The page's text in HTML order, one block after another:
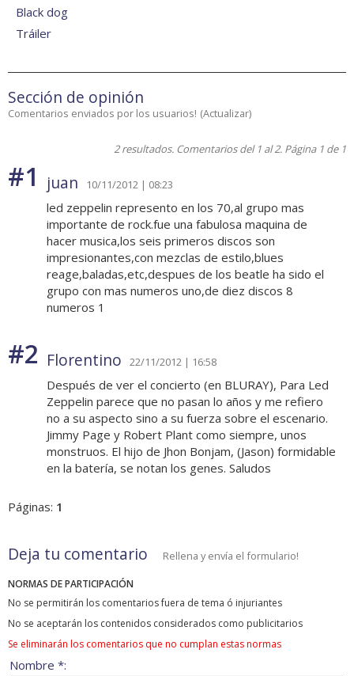
Black dog
Tráiler
Sección de opinión
Comentarios enviados por los usuarios! (Actualizar)
2 resultados. Comentarios del 1 al 2. Página 1 de 1
#1 juan 10/11/2012 | 08:23
led zeppelin represento en los 70,al grupo mas
importante de rock.fue una fabulosa maquina de
hacer musica,los seis primeros discos son
impresionantes,con mezclas de estilo,blues
reage,baladas,etc,despues de los beatle ha sido el
grupo con mas numeros uno,de diez discos 8
numeros 1
#2 Florentino 22/11/2012 | 16:58
Después de ver el concierto (en BLURAY), Para Led
Zeppelin parece que no pasan lo años y me refiero
no a su aspecto sino a su fuerza sobre el escenario.
Jimmy Page y Robert Plant como siempre, unos
monstruos. El hijo de Jhon Bonjam, (Jason) formidable
en la batería, se notan los genes. Saludos
Páginas: 1
Deja tu comentario Rellena y envía el formulario!
NORMAS DE PARTICIPACIÓN
No se permitirán los comentarios fuera de tema ó injuriantes
No se aceptarán los contenidos considerados como publicitarios
Se eliminarán los comentarios que no cumplan estas normas
Nombre *: